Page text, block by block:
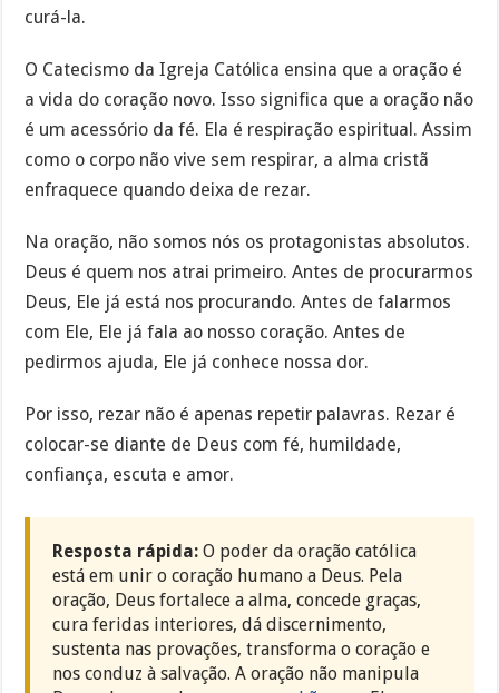
curá-la.
O Catecismo da Igreja Católica ensina que a oração é
a vida do coração novo. Isso significa que a oração não
é um acessório da fé. Ela é respiração espiritual. Assim
como o corpo não vive sem respirar, a alma cristã
enfraquece quando deixa de rezar.
Na oração, não somos nós os protagonistas absolutos.
Deus é quem nos atrai primeiro. Antes de procurarmos
Deus, Ele já está nos procurando. Antes de falarmos
com Ele, Ele já fala ao nosso coração. Antes de
pedirmos ajuda, Ele já conhece nossa dor.
Por isso, rezar não é apenas repetir palavras. Rezar é
colocar-se diante de Deus com fé, humildade,
confiança, escuta e amor.
Resposta rápida: O poder da oração católica
está em unir o coração humano a Deus. Pela
oração, Deus fortalece a alma, concede graças,
cura feridas interiores, dá discernimento,
sustenta nas provações, transforma o coração e
nos conduz à salvação. A oração não manipula